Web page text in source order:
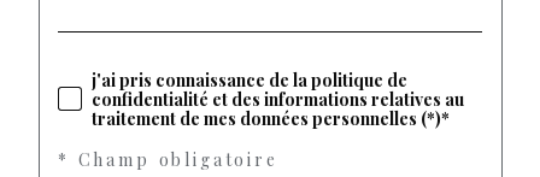
j'ai pris connaissance de la politique de
confidentialité et des informations relatives au
traitement de mes données personnelles (*)*
* Champ obligatoire